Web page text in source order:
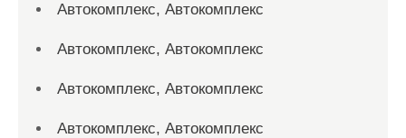
Автокомплекс, Автокомплекс
Автокомплекс, Автокомплекс
Автокомплекс, Автокомплекс
Автокомплекс, Автокомплекс